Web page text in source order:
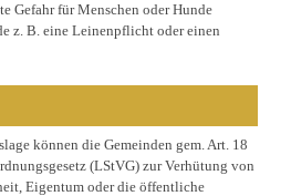
Gefahr für Menschen oder Hunde
z. B. eine Leinenpflicht oder einen
können die Gemeinden gem. Art. 18
(LStVG) zur Verhütung von
Eigentum oder die öffentliche